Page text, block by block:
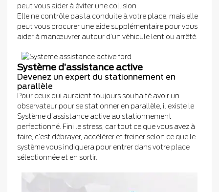
peut vous aider à éviter une collision.
Elle ne contrôle pas la conduite à votre place, mais elle
peut vous procurer une aide supplémentaire pour vous
aider à manœuvrer autour d’un véhicule lent ou arrêté.
Système d’assistance active
Devenez un expert du stationnement en
parallèle
Pour ceux qui auraient toujours souhaité avoir un
observateur pour se stationner en parallèle, il existe le
Système d’assistance active au stationnement
perfectionné. Fini le stress, car tout ce que vous avez à
faire, c’est débrayer, accélérer et freiner selon ce que le
système vous indiquera pour entrer dans votre place
sélectionnée et en sortir.